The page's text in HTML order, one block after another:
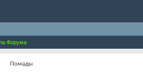
Форума
Помады